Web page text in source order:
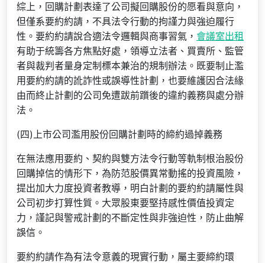
綜上，回購計劃表達了公司擬回購股份的愿看與意向，
但僅系要約約請，不具法令行動的拘謹力與強迫履行
性。要約約請說合適法令邏輯與商事習氣， 會議室出租
有助于統籌各方焦點好處，領導立法者、買賣所、監管
者與裁判者量身定制標本兼治的規制辦法。既要制止濫
用要約約請的訛詐性或誤導性計劃，也要維護因合法緣
由而終止計劃的公司免遭跋前躓後的違約義務與處分辦
法。
(四)上市公司濫用股份回購計劃時的締約過掉義務
在無法應用要約、契約與雙方法令行動等軌制根治股份
回購掉信的情形下，為防范股價異常動搖的投資風險，
提出加大力度投資者教導，明白計劃的要約約請屬性與
公司初步打算性質。大眾股東要堅持感性價值投資定
力，謹記與警戒計劃的不斷定性與非強迫性，防止曲解
誤信。
要約約請作為有法令意義的現實行動，屬主要締約環